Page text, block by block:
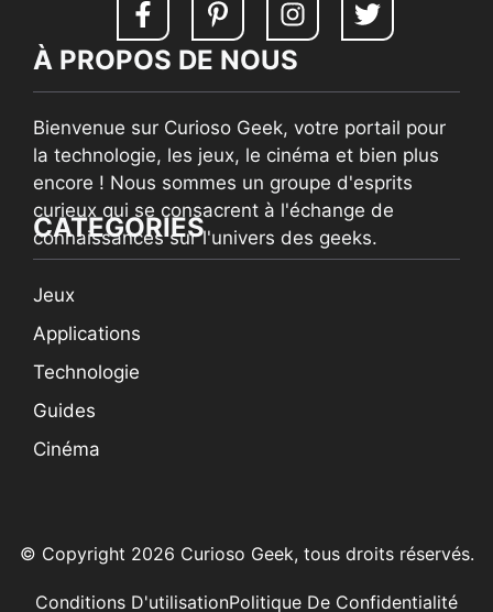
À PROPOS DE NOUS
Bienvenue sur Curioso Geek, votre portail pour
la technologie, les jeux, le cinéma et bien plus
encore ! Nous sommes un groupe d'esprits
curieux qui se consacrent à l'échange de
connaissances sur l'univers des geeks.
CATEGORIES
Jeux
Applications
Technologie
Guides
Cinéma
© Copyright 2026 Curioso Geek, tous droits réservés.
Politique De Confidentialité
Conditions D'utilisation